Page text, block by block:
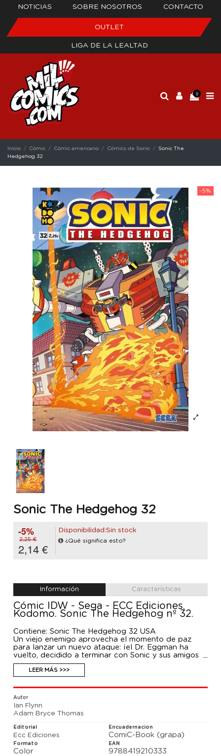
NOTICIAS SOBRE NOSOTROS CONTACTO
OUTLET
LIGA DE LA LEALTAD
0
Inicio Cómic Cómic americano Cómics de Sonic
Sonic The
Hedgehog 32
-5%
Sonic The Hedgehog 32
-5%
2,25 €
2,14 €
Disponibilidad:Sin stock
¿Qué significa esto?
Información Características
Cómic IDW - Sega - ECC Ediciones.
Kodomo. Sonic The Hedgehog nº 32.
Contiene: Sonic The Hedgehog 32 USA
Un viejo enemigo aprovecha el momento de paz
para lanzar un nuevo ataque: ¡el Dr. Eggman ha
vuelto, decidido a terminar con Sonic y sus amigos
de una vez por todas!
LEER MÁS >>>
Autor
Ian Flynn
Adam Bryce Thomas
Editorial
Ecc Ediciones
Encuadernacion
ComiC-Book (grapa)
Formato
Color
EAN
9788419210333